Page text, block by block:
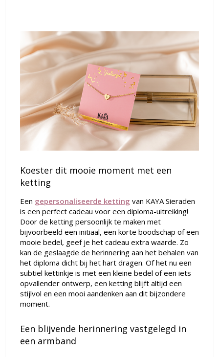
Koester dit mooie moment met een
ketting
Een gepersonaliseerde ketting van KAYA Sieraden
is een perfect cadeau voor een diploma-uitreiking!
Door de ketting persoonlijk te maken met
bijvoorbeeld een initiaal, een korte boodschap of een
mooie bedel, geef je het cadeau extra waarde. Zo
kan de geslaagde de herinnering aan het behalen van
het diploma dicht bij het hart dragen. Of het nu een
subtiel kettinkje is met een kleine bedel of een iets
opvallender ontwerp, een ketting blijft altijd een
stijlvol en een mooi aandenken aan dit bijzondere
moment.
Een blijvende herinnering vastgelegd in
een armband